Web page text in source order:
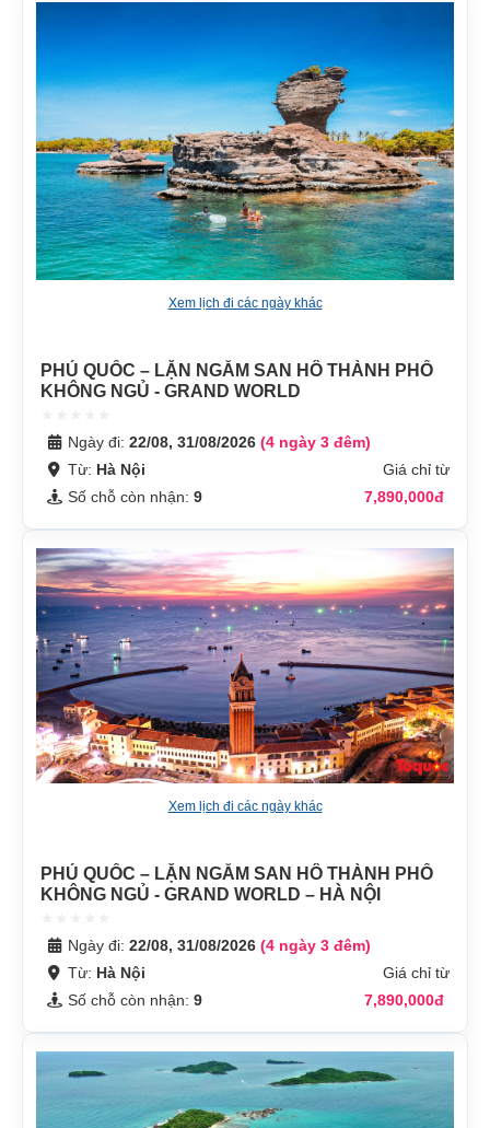
Xem lịch đi các ngày khác
PHÚ QUỐC – LẶN NGẮM SAN HÔ THÀNH PHỐ
KHÔNG NGỦ - GRAND WORLD
Ngày đi: 22/08, 31/08/2026 (4 ngày 3 đêm)
Từ: Hà Nội
Giá chỉ từ
Số chỗ còn nhận: 9 7,890,000đ
Xem lịch đi các ngày khác
PHÚ QUỐC – LẶN NGẮM SAN HÔ THÀNH PHỐ
KHÔNG NGỦ - GRAND WORLD – HÀ NỘI
Ngày đi: 22/08, 31/08/2026 (4 ngày 3 đêm)
Từ: Hà Nội
Giá chỉ từ
Số chỗ còn nhận: 9 7,890,000đ